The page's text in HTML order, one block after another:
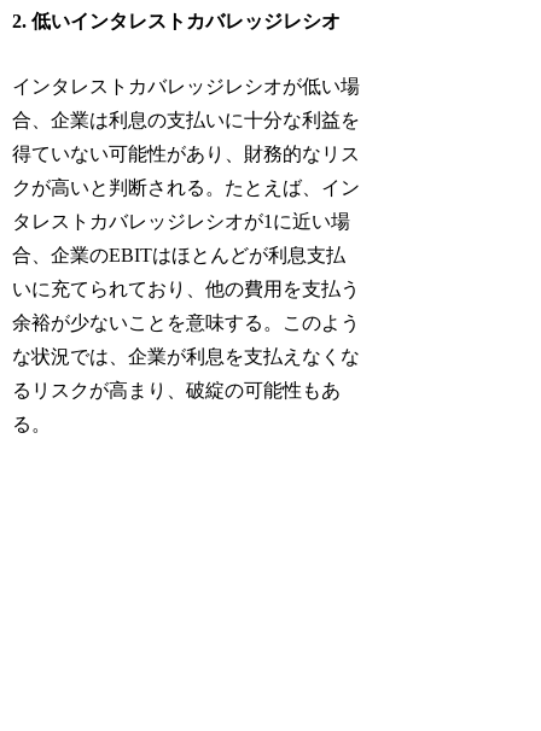
2. 低いインタレストカバレッジレシオ
インタレストカバレッジレシオが低い場
合、企業は利息の支払いに十分な利益を
得ていない可能性があり、財務的なリス
クが高いと判断される。たとえば、イン
タレストカバレッジレシオが1に近い場
合、企業のEBITはほとんどが利息支払
いに充てられており、他の費用を支払う
余裕が少ないことを意味する。このよう
な状況では、企業が利息を支払えなくな
るリスクが高まり、破綻の可能性もあ
る。